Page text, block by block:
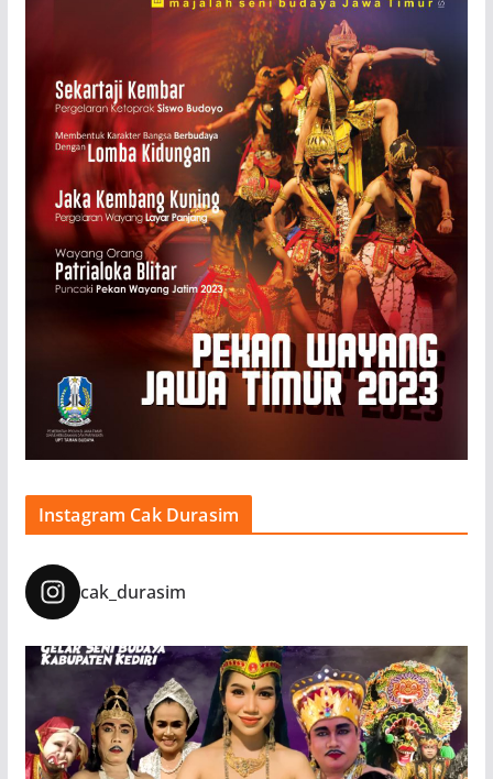
Instagram Cak Durasim
cak_durasim